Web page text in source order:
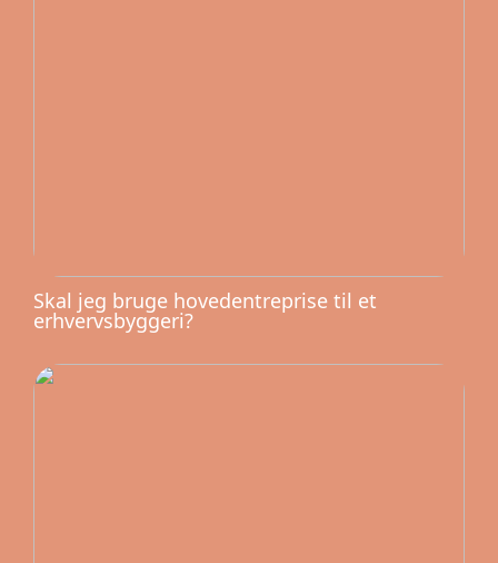
Skal jeg bruge hovedentreprise til et
erhvervsbyggeri?